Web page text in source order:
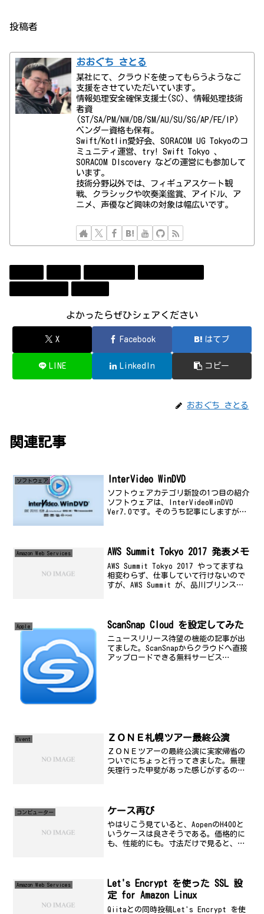
投稿者
おおぐち さとる
某社にて、クラウドを使ってもらうようなご
支援をさせていただいています。
情報処理安全確保支援士(SC)、情報処理技術
者資
(ST/SA/PM/NW/DB/SM/AU/SU/SG/AP/FE/IP)
ベンダー資格も保有。
Swift/Kotlin愛好会、SORACOM UG Tokyoのコ
ミュニティ運営、try! Swift Tokyo 、
SORACOM DIscovery などの運営にも参加して
います。
技術分野以外では、フィギュアスケート観
戦、クラシックや吹奏楽鑑賞、アイドル、ア
ニメ、声優など興味の対象は幅広いです。
よかったらぜひシェアください
X Facebook はてブ
LINE LinkedIn コピー
おおぐち さとる
関連記事
ソフトウェア InterVideo WinDVD
ソフトウェアカテゴリ新設の1つ目の紹介
ソフトウェアは、InterVideoWinDVD
Ver7.0です。そのうち記事にしますが、
Amazon Web Services AWS Summit Tokyo 2017 発表メモ
AWS Summit Tokyo 2017 やってますね
相変わらず、仕事していて行けないので
すが、AWS Summit が、品川プリンスホ
Apple ScanSnap Cloud を設定してみた
ニュースリリース待望の機能の記事が出
てました。ScanSnapからクラウドへ直接
アップロードできる無料サービス
Event ＺＯＮＥ札幌ツアー最終公演
ＺＯＮＥツアーの最終公演に実家帰省の
ついでにちょっと行ってきました。無理
矢理行った甲斐があった感じがするの
れていました。一路札幌へ...
コンビューター ケース再び
やはりこう見ていると、AopenのH400と
いうケースは良さそうである。価格的に
も、性能的にも。寸法だけで見ると、今
ば、いろいろ...
Amazon Web Services
Let's Encrypt を使った SSL 設
定 for Amazon Linux
Qiitaとの同時投稿Let's Encrypt を使